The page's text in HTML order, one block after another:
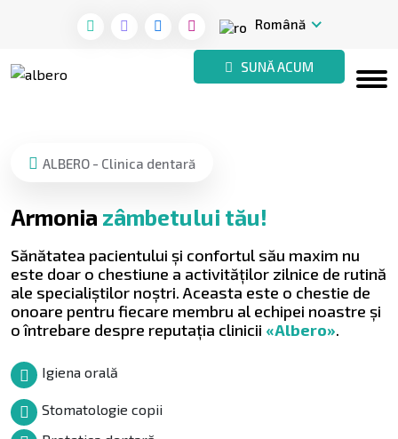
Română
SUNĂ ACUM
ALBERO - Clinica dentară
Armonia zâmbetului tău!
Sănătatea pacientului și confortul său maxim nu
este doar o chestiune a activităților zilnice de rutină
ale specialiștilor noștri. Aceasta este o chestie de
onoare pentru fiecare membru al echipei noastre și
o întrebare despre reputația clinicii «Albero».
Igiena orală
Stomatologie copii